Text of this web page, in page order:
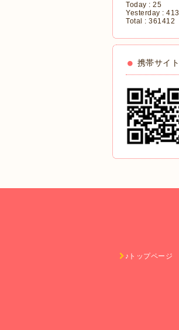
Today : 25
Yesterday : 413
Total : 361412
携帯サイト
♪トップページ